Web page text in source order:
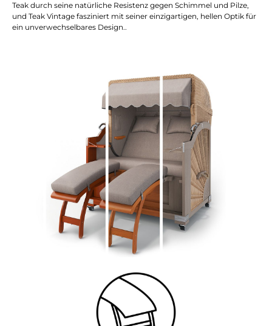
Teak durch seine natürliche Resistenz gegen Schimmel und Pilze,
und Teak Vintage fasziniert mit seiner einzigartigen, hellen Optik für
ein unverwechselbares Design..